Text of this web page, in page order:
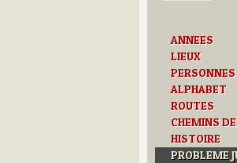
ANNEES
LIEUX
PERSONNES
ALPHABET
ROUTES
CHEMINS
HISTOIRE
PROBLEME